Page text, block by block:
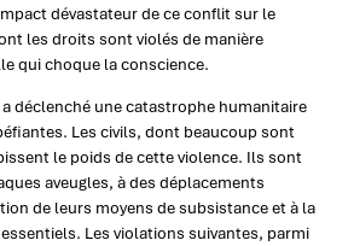
dévastateur de ce conflit sur le
les droits sont violés de manière
qui choque la conscience.
déclenché une catastrophe humanitaire
Les civils, dont beaucoup sont
le poids de cette violence. Ils sont
aveugles, à des déplacements
de leurs moyens de subsistance et à la
Les violations suivantes, parmi